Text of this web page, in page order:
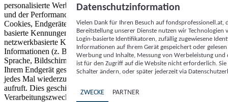
personalisierte Werbung und Inhalte, Messung von Werbeleistung
und der Performance von Inhalten sowie Zielgruppenforschung.
Cookies, Endgeräte- oder ähnliche Online-Kennungen (z. B. login-
basierte Kennungen, zufällig generierte Kennungen,
netzwerkbasierte Kennungen) können zusammen mit anderen
Informationen (z. B. Browsertyp und Browserinformationen,
Sprache, Bildschirmgröße, unterstützte Technologien usw.) auf
Ihrem Endgerät gespeichert oder von dort ausgelesen werden, um es
jedes Mal wiederzuerkennen, wenn es eine App oder einer Webseite
aufruft. Dies geschieht für einen oder mehrere der hier aufgeführten
Verarbeitungszwecke.
Datenschutzinformation
Vielen Dank für Ihren Besuch auf
Bereitstellung unserer Dienste nutzen wir Technologien
Login-basierte Identifikatoren, zufällig zugewiesene
Informationen auf Ihrem Gerät gespeichert oder
Werbung und Inhalte, Messung von Werbeleistung
ist für den Zugriff auf die Website nicht erforderlich.
Schalter ändern, oder später jederzeit via
ZWECKE PARTNER